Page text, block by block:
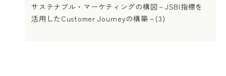
サステナブル・マーケティングの構図－JSBI指標を
活用したCustomer Journeyの構築－(3)